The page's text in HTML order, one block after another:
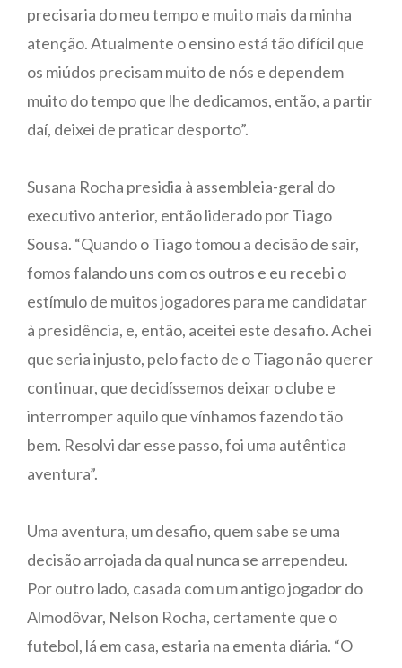
precisaria do meu tempo e muito mais da minha
atenção. Atualmente o ensino está tão difícil que
os miúdos precisam muito de nós e dependem
muito do tempo que lhe dedicamos, então, a partir
daí, deixei de praticar desporto”.
Susana Rocha presidia à assembleia-geral do
executivo anterior, então liderado por Tiago
Sousa. “Quando o Tiago tomou a decisão de sair,
fomos falando uns com os outros e eu recebi o
estímulo de muitos jogadores para me candidatar
à presidência, e, então, aceitei este desafio. Achei
que seria injusto, pelo facto de o Tiago não querer
continuar, que decidíssemos deixar o clube e
interromper aquilo que vínhamos fazendo tão
bem. Resolvi dar esse passo, foi uma autêntica
aventura”.
Uma aventura, um desafio, quem sabe se uma
decisão arrojada da qual nunca se arrependeu.
Por outro lado, casada com um antigo jogador do
Almodôvar, Nelson Rocha, certamente que o
futebol, lá em casa, estaria na ementa diária. “O